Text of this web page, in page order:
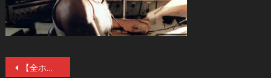
投
【全ホラー映画マニア垂涎】イタリア残酷ホラーの帝王ルチオ・フルチ没後25年を記念した国内初ブルーレイ化となるブルーレイBOX「ルチオ・フルチ大百科」が、第Ⅰ期「晩期編」6月16日（水）、第Ⅱ期「爛熟期編」9月15日（水）に発売！